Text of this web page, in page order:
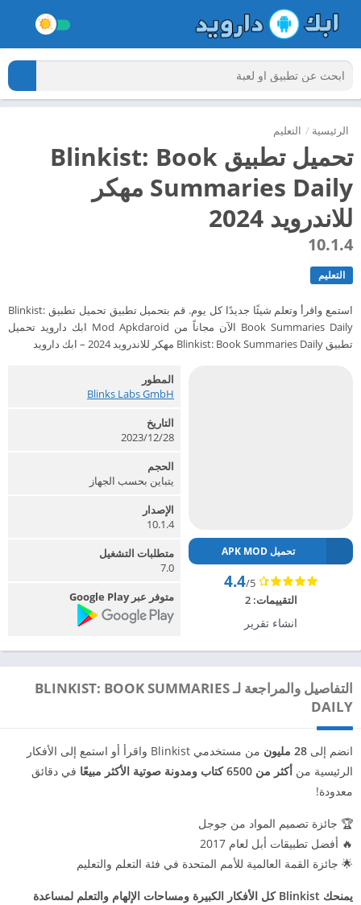
الرئيسية / التعليم
تحميل تطبيق Blinkist: Book
Summaries Daily مهكر
للاندرويد 2024
10.1.4
التعليم
استمع واقرأ وتعلم شيئًا جديدًا كل يوم. قم بتحميل تطبيق تحميل تطبيق Blinkist:
Book Summaries Daily الآن مجاناً من Mod Apkdaroid ابك دارويد تحميل
تطبيق Blinkist: Book Summaries Daily مهكر للاندرويد 2024 – ابك دارويد
تحميل APK MOD
4.4/5
التقييمات:2
انشاء تقرير
المطور
Blinks Labs GmbH‏
التاريخ
2023/12/28
الحجم
يتباين بحسب الجهاز
الإصدار
10.1.4
متطلبات التشغيل
7.0
متوفر عبر Google Play
التفاصيل والمراجعة لـ BLINKIST: BOOK SUMMARIES
DAILY
انضم إلى 28 مليون
من مستخدمي Blinkist واقرأ أو استمع إلى الأفكار
الرئيسية من أكثر من 6500 كتاب ومدونة صوتية الأكثر مبيعًا
في دقائق
معدودة!
🏆 جائزة تصميم المواد من جوجل
🔥 أفضل تطبيقات أبل لعام 2017
🌟 جائزة القمة العالمية للأمم المتحدة في فئة التعلم والتعليم
يمنحك Blinkist كل الأفكار الكبيرة ومساحات الإلهام والتعلم لمساعدة